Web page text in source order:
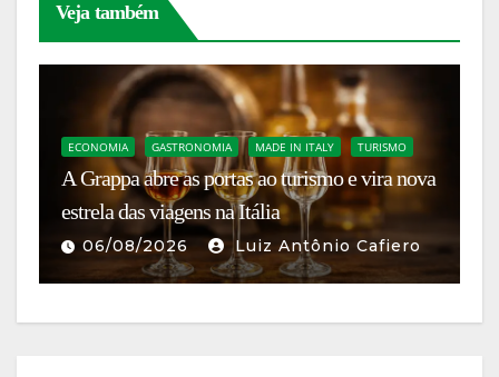
Veja também
ECONOMIA GASTRONOMIA MADE IN ITALY TURISMO
A Grappa abre as portas ao turismo e vira nova
estrela das viagens na Itália
06/08/2026 Luiz Antônio Cafiero